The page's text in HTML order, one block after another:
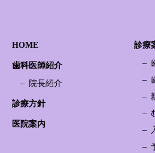
HOME
歯科医師紹介
院長紹介
診療方針
医院案内
診療